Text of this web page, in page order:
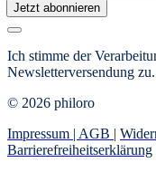
Jetzt abonnieren
Ich stimme der
Newsletterversendung
© 2026 philoro
Impressum | AGB |
Barrierefreiheitserklärung